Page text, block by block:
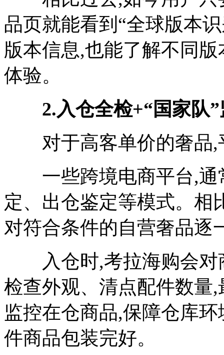
品页就能看到“全球版本
版本信息,也能了解不同
体验。
2.入仓全检+“国家队
对于高客单价的奢品,
一些跨境电商平台,通
定、出仓鉴定等模式。相
对符合条件的自营奢品逐
入仓时,考拉海购会对
检查外观、清点配件数量
监控在仓商品,保障仓库
件商品包装完好。